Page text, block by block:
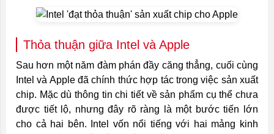
Thỏa thuận giữa Intel và Apple
Sau hơn một năm đàm phán đầy căng thẳng, cuối cùng
Intel và Apple đã chính thức hợp tác trong việc sản xuất
chip. Mặc dù thông tin chi tiết về sản phẩm cụ thể chưa
được tiết lộ, nhưng đây rõ ràng là một bước tiến lớn
cho cả hai bên. Intel vốn nổi tiếng với hai mảng kinh